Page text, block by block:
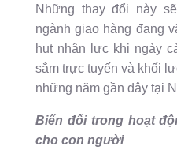
Những thay đổi này
ngành giao hàng đang
hụt nhân lực khi ngày
sắm trực tuyến và khối
những năm gần đây tại
Biến đổi trong hoạt
cho con người